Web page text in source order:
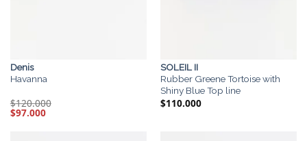
Denis
Havanna
$120.000
El
precio
$97.000El
SOLEIL II
Rubber Greene Tortoise with
Shiny Blue Top line
$110.000